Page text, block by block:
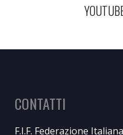
CONTATTI
F.I.F. Federazione